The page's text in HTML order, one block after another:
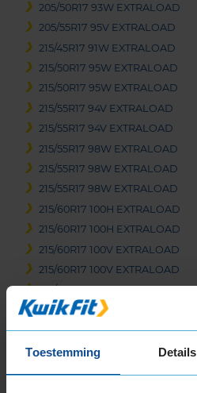
Toestemming Details
205/50R17 93W EXTRALOAD
205/55R17 95V EXTRALOAD
215/45R17 91W EXTRALOAD
215/50R17 95W EXTRALOAD
215/50R17 95W EXTRALOAD
215/55R17 94V EXTRALOAD
215/55R17 94V EXTRALOAD
215/55R17 98W EXTRALOAD
215/55R17 98W EXTRALOAD
215/55R17 98W EXTRALOAD
215/60R17 100H EXTRALOAD
215/60R17 100H EXTRALOAD
215/60R17 100V EXTRALOAD
215/60R17 100V EXTRALOAD
215/65R17 103V EXTRALOAD
215/65R17 99V
215/65R17 99V EXTRALOAD
225/45R17 94W EXTRALOAD